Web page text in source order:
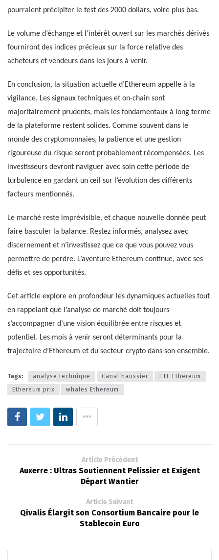
pourraient précipiter le test des 2000 dollars, voire plus bas.
Le volume d’échange et l’intérêt ouvert sur les marchés dérivés
fourniront des indices précieux sur la force relative des
acheteurs et vendeurs dans les jours à venir.
En conclusion, la situation actuelle d’Ethereum appelle à la
vigilance. Les signaux techniques et on-chain sont
majoritairement prudents, mais les fondamentaux à long terme
de la plateforme restent solides. Comme souvent dans le
monde des cryptomonnaies, la patience et une gestion
rigoureuse du risque seront probablement récompensées. Les
investisseurs devront naviguer avec soin cette période de
turbulence en gardant un œil sur l’évolution des différents
facteurs mentionnés.
Le marché reste imprévisible, et chaque nouvelle donnée peut
faire basculer la balance. Restez informés, analysez avec
discernement et n’investissez que ce que vous pouvez vous
permettre de perdre. L’aventure Ethereum continue, avec ses
défis et ses opportunités.
Cet article explore en profondeur les dynamiques actuelles tout
en rappelant que l’analyse de marché doit toujours
s’accompagner d’une vision équilibrée entre risques et
potentiel. Les mois à venir seront déterminants pour la
trajectoire d’Ethereum et du secteur crypto dans son ensemble.
Tags: analyse technique Canal haussier
ETF Ethereum
Ethereum prix
whales Ethereum
Article Précédent
Auxerre : Ultras Soutiennent Pelissier et Exigent
Départ Wantier
Article Suivant
Qivalis Élargit son Consortium Bancaire pour le
Stablecoin Euro